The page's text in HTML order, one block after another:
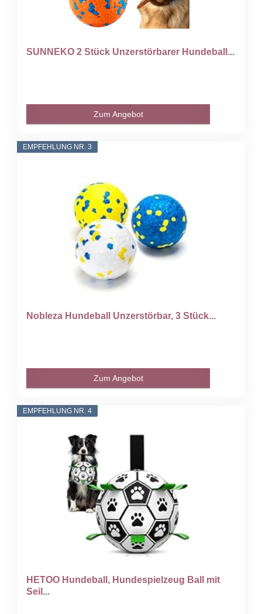
SUNNEKO 2 Stück Unzerstörbarer Hundeball...
Zum Angebot
EMPFEHLUNG NR. 3
Nobleza Hundeball Unzerstörbar, 3 Stück...
Zum Angebot
EMPFEHLUNG NR. 4
HETOO Hundeball, Hundespielzeug Ball mit
Seil...